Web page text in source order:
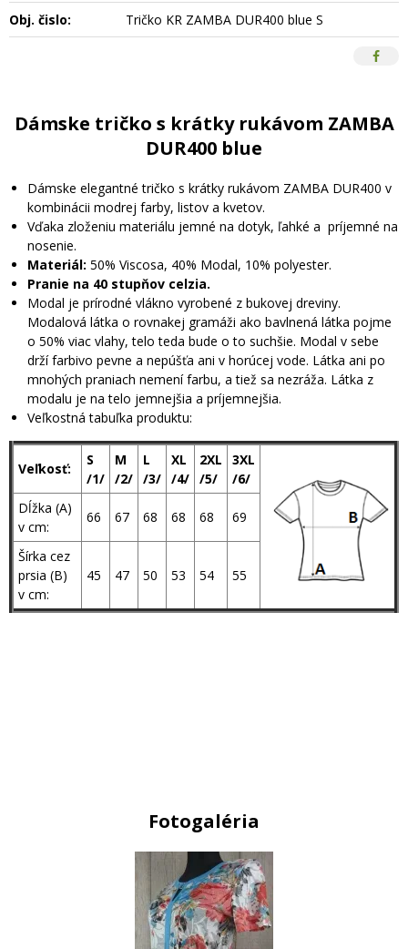
Obj. čislo: Tričko KR ZAMBA DUR400 blue S
Dámske tričko s krátky rukávom ZAMBA
DUR400 blue
Dámske elegantné tričko s krátky rukávom ZAMBA DUR400 v
kombinácii modrej farby, listov a kvetov.
Vďaka zloženiu materiálu jemné na dotyk, ľahké a príjemné na
nosenie.
Materiál: 50% Viscosa, 40% Modal, 10% polyester.
Pranie na 40 stupňov celzia.
Modal je prírodné vlákno vyrobené z bukovej dreviny.
Modalová látka o rovnakej gramáži ako bavlnená látka pojme
o 50% viac vlahy, telo teda bude o to suchšie. Modal v sebe
drží farbivo pevne a nepúšťa ani v horúcej vode. Látka ani po
mnohých praniach nemení farbu, a tiež sa nezráža. Látka z
modalu je na telo jemnejšia a príjemnejšia.
Veľkostná tabuľka produktu:
Veľkosť:
S
/1/
M
/2/
L
/3/
XL
/4/
2XL
/5/
3XL
/6/
Dĺžka (A)
v cm:
66 67 68 68 68 69
Šírka cez
prsia (B)
v cm:
45 47 50 53 54 55
Fotogaléria